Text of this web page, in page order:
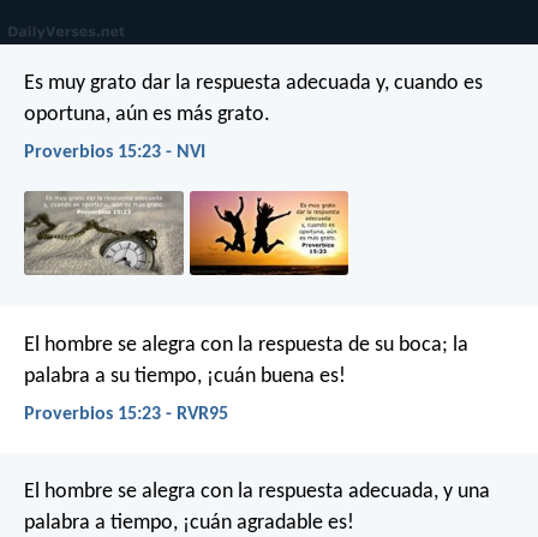
Es muy grato dar la respuesta adecuada y, cuando es
oportuna, aún es más grato.
Proverbios 15:23 - NVI
El hombre se alegra con la respuesta de su boca; la
palabra a su tiempo, ¡cuán buena es!
Proverbios 15:23 - RVR95
El hombre se alegra con la respuesta adecuada, y una
palabra a tiempo, ¡cuán agradable es!